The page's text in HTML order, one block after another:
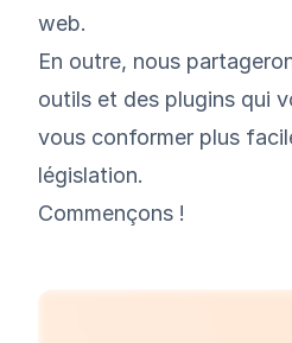
web.
En outre, nous
outils et des plugins qui
vous conformer plus
législation.
Commençons !